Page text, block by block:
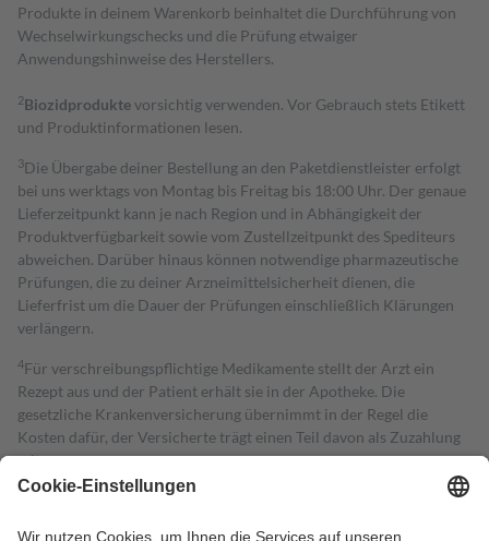
Produkte in deinem Warenkorb beinhaltet die Durchführung von
Wechselwirkungschecks und die Prüfung etwaiger
Anwendungshinweise des Herstellers.
2Biozidproduktevorsichtig verwenden. Vor Gebrauch stets Etikett
und Produktinformationen lesen.
3Die Übergabe deiner Bestellung an den Paketdienstleister erfolgt
bei uns werktags von Montag bis Freitag bis 18:00 Uhr. Der genaue
Lieferzeitpunkt kann je nach Region und in Abhängigkeit der
Produktverfügbarkeit sowie vom Zustellzeitpunkt des Spediteurs
abweichen. Darüber hinaus können notwendige pharmazeutische
Prüfungen, die zu deiner Arzneimittelsicherheit dienen, die
Lieferfrist um die Dauer der Prüfungen einschließlich Klärungen
verlängern.
4Für verschreibungspflichtige Medikamente stellt der Arzt ein
Rezept aus und der Patient erhält sie in der Apotheke. Die
gesetzliche Krankenversicherung übernimmt in der Regel die
Kosten dafür, der Versicherte trägt einen Teil davon als Zuzahlung
mit.
Grundsätzlich leisten Mitglieder Zuzahlungen in Höhe von zehn
höchstens zehn Euro.
Es sind jedoch nie mehr als die tatsächlichen